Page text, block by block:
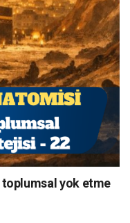
toplumsal yok etme